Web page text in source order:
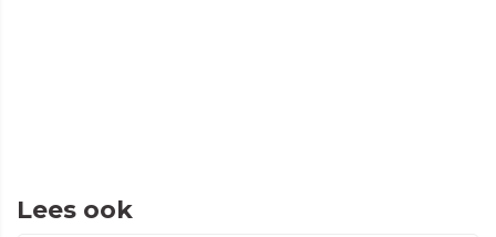
Lees ook